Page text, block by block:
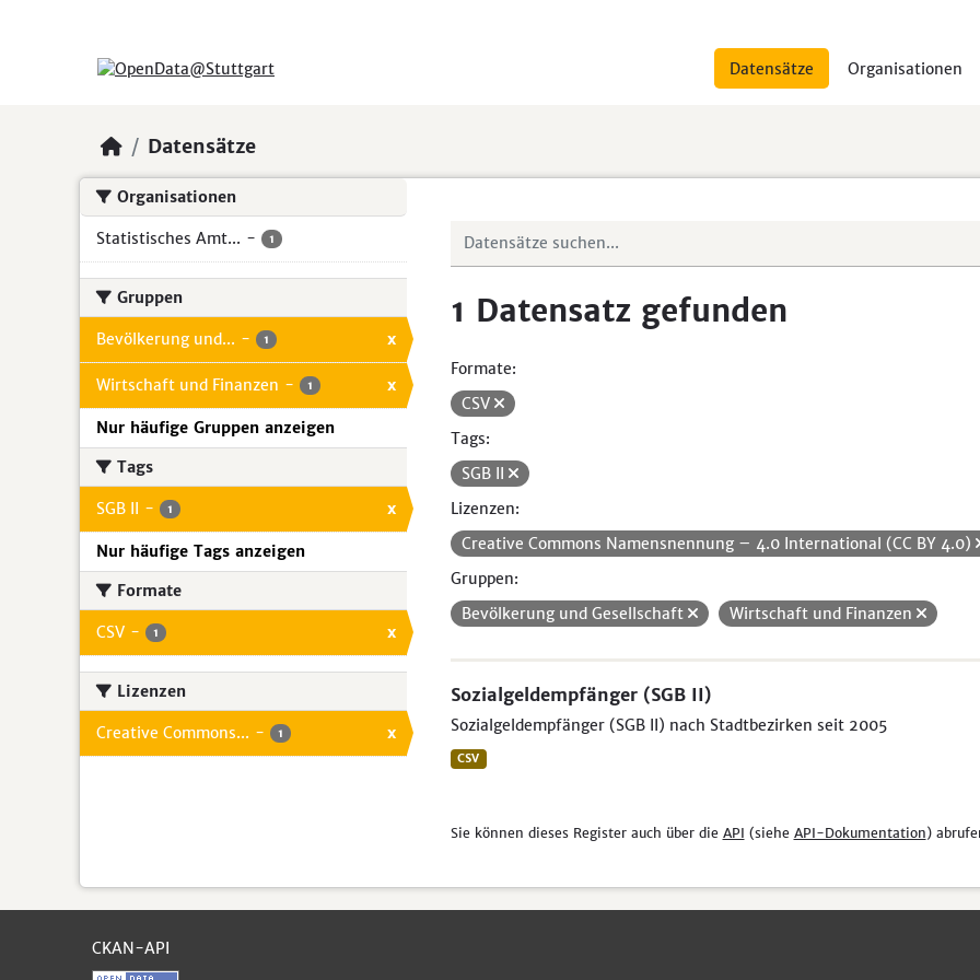
Datensätze Organisationen
Datensätze
Organisationen
Statistisches Amt... - 1
Gruppen
Bevölkerung und... - 1 x
Wirtschaft und Finanzen - 1 x
Nur häufige Gruppen anzeigen
Tags
SGB II - 1 x
Nur häufige Tags anzeigen
Formate
CSV - 1 x
Lizenzen
Creative Commons... - 1 x
1 Datensatz gefunden
Formate:
CSV
Tags:
SGB II
Lizenzen:
Creative Commons Namensnennung – 4.0 International (CC BY 4.0)
Gruppen:
Bevölkerung und Gesellschaft
Wirtschaft und Finanzen
Sozialgeldempfänger (SGB II)
Sozialgeldempfänger (SGB II) nach Stadtbezirken seit 2005
CSV
Sie können dieses Register auch über die API (siehe API-Dokumentation)
CKAN-API